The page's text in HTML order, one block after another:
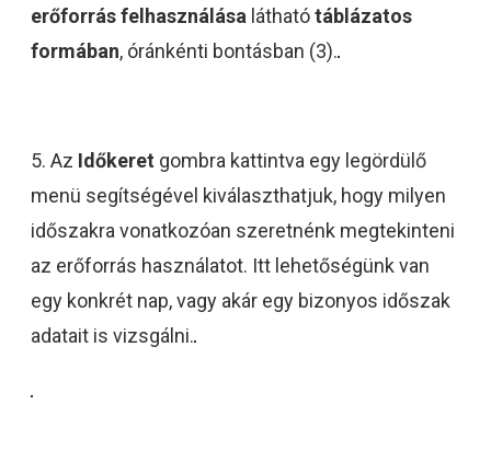
erőforrás felhasználása láthatótáblázatos
formában, óránkénti bontásban (3).
5. Az Időkeret gombra kattintva egy legördülő
menü segítségével kiválaszthatjuk, hogy milyen
időszakra vonatkozóan szeretnénk megtekinteni
az erőforrás használatot. Itt lehetőségünk van
egy konkrét nap, vagy akár egy bizonyos időszak
adatait is vizsgálni.